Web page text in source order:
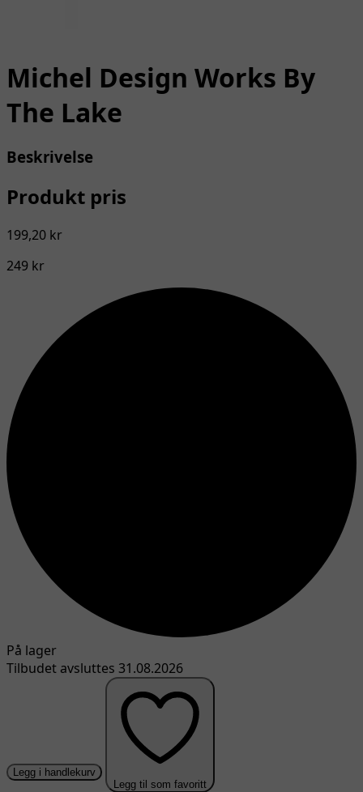
Michel Design Works By
The Lake
Beskrivelse
Produkt pris
199,20 kr
249 kr
På lager
Tilbudet avsluttes 31.08.2026
Legg i handlekurv
Legg til som favoritt